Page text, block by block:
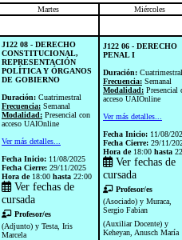
Martes
Miércoles
J122 08 - DERECHO
CONSTITUCIONAL,
REPRESENTACIÓN
POLÍTICA Y ÓRGANOS
DE GOBIERNO
Duración: Cuatrimestral
Frecuencia: Semanal
Modalidad: Presencial con
acceso UAIOnline
Ver más detalles...
Fecha Inicio: 11/08/2025
Fecha Cierre: 29/11/2025
Hora de18:00 hasta 22:00
Ver fechas de
cursada
Profesor/es
(Adjunto) y Testa, Iris
Marcela
J122 06 - DERECHO
PENAL I
Duración: Cuatrimestral
Frecuencia: Semanal
Modalidad: Presencial
acceso UAIOnline
Ver más detalles...
Fecha Inicio: 11/08/
Fecha Cierre: 29/11/
Hora de18:00 hasta
Ver fechas de
cursada
Profesor/es
(Asociado) y Muraca,
Sergio Fabian
(Auxiliar Docente) y
Keheyan, Anusch María